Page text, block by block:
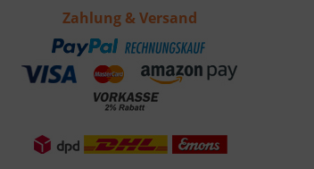
Zahlung & Versand